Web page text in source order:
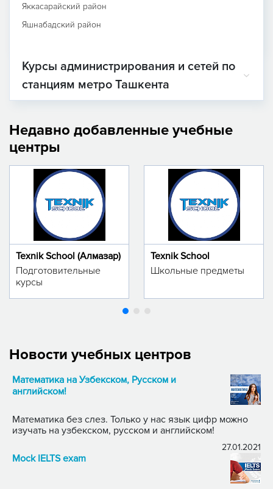
Яккасарайский район
Яшнабадский район
Курсы администрирования и сетей по
станциям метро Ташкента
Недавно добавленные учебные
центры
Texnik School (Алмазар)
Подготовительные
курсы
Texnik School
Школьные предметы
Новости учебных центров
Математика на Узбекском, Русском и
английском!
Математика без слез. Только у нас язык цифр можно
изучать на узбекском, русском и английском!
27.01.2021
Mock IELTS exam